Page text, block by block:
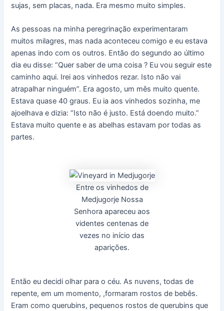
sujas, sem placas, nada. Era mesmo muito simples.
As pessoas na minha peregrinação experimentaram
muitos milagres, mas nada aconteceu comigo e eu estava
apenas indo com os outros. Então do segundo ao último
dia eu disse: “Quer saber de uma coisa ? Eu vou seguir este
caminho aqui. Irei aos vinhedos rezar. Isto não vai
atrapalhar ninguém”. Era agosto, um mês muito quente.
Estava quase 40 graus. Eu ia aos vinhedos sozinha, me
ajoelhava e dizia: “Isto não é justo. Está doendo muito.”
Estava muito quente e as abelhas estavam por todas as
partes.
Entre os vinhedos de
Medjugorje Nossa
Senhora apareceu aos
videntes centenas de
vezes no início das
aparições.
Então eu decidi olhar para o céu. As nuvens, todas de
repente, em um momento, ,formaram rostos de bebês.
Eram como querubins, pequenos rostos de querubins que